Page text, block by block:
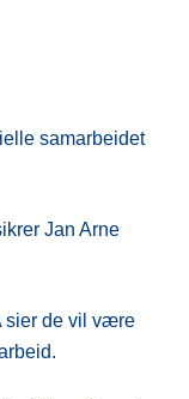
samarbeidet
Jan Arne
sier de vil være